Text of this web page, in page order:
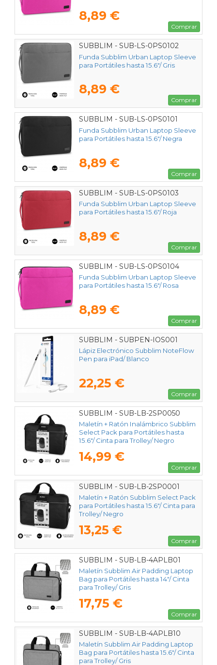
8,89 €
Comprar
SUBBLIM - SUB-LS-0PS0102
Funda Subblim Urban Laptop Sleeve
para Portátiles hasta 15.6"/ Gris
8,89 €
Comprar
SUBBLIM - SUB-LS-0PS0101
Funda Subblim Urban Laptop Sleeve
para Portátiles hasta 15.6"/ Negra
8,89 €
Comprar
SUBBLIM - SUB-LS-0PS0103
Funda Subblim Urban Laptop Sleeve
para Portátiles hasta 15.6"/ Roja
8,89 €
Comprar
SUBBLIM - SUB-LS-0PS0104
Funda Subblim Urban Laptop Sleeve
para Portátiles hasta 15.6"/ Rosa
8,89 €
Comprar
SUBBLIM - SUBPEN-IOS001
Lápiz Electrónico Subblim NoteFlow
Pen para iPad/ Blanco
22,25 €
Comprar
SUBBLIM - SUB-LB-2SP0050
Maletín + Ratón Inalámbrico Subblim
Select Pack para Portátiles hasta
15.6"/ Cinta para Trolley/ Negro
14,99 €
Comprar
SUBBLIM - SUB-LB-2SP0001
Maletín + Ratón Subblim Select Pack
para Portátiles hasta 15.6"/ Cinta para
Trolley/ Negro
13,25 €
Comprar
SUBBLIM - SUB-LB-4APLB01
Maletín Subblim Air Padding Laptop
Bag para Portátiles hasta 14"/ Cinta
para Trolley/ Gris
17,75 €
Comprar
SUBBLIM - SUB-LB-4APLB10
Maletín Subblim Air Padding Laptop
Bag para Portátiles hasta 15.6"/ Cinta
para Trolley/ Gris